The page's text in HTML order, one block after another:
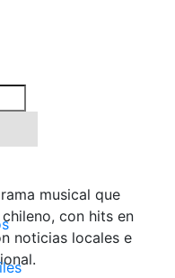
musical que
con hits en
noticias locales e